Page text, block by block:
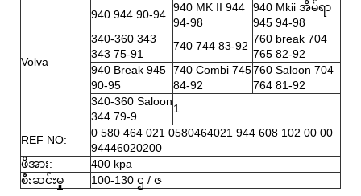
Volva
940 944 90-94
940 MK II 944
94-98
940 Mkii အိမ်ရာ
945 94-98
340-360 343
343 75-91
740 744 83-92
760 break 704
765 82-92
940 Break 945
90-95
740 Combi 745
84-92
760 Saloon 704
764 81-92
340-360 Saloon
344 79-9
1
REF NO:
0 580 464 021 0580464021 944 608 102 00 00
94446020200
ဖိအား:
400 kpa
စီးဆင်းမှု
100-130 ဌ / ဇ